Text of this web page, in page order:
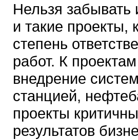
Нельзя
и такие проекты,
степень
работ. К
внедрение
станцией,
проекты
результатов